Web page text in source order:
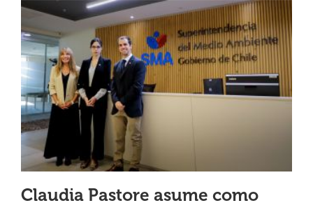
Claudia Pastore asume como